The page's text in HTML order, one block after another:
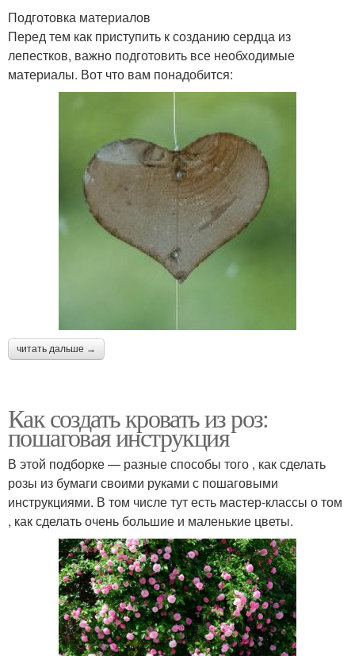
Подготовка материалов
Перед тем как приступить к созданию сердца из
лепестков, важно подготовить все необходимые
материалы. Вот что вам понадобится:
читать дальше →
Как создать кровать из роз:
пошаговая инструкция
В этой подборке — разные способы того , как сделать
розы из бумаги своими руками с пошаговыми
инструкциями. В том числе тут есть мастер-классы о том
, как сделать очень большие и маленькие цветы.